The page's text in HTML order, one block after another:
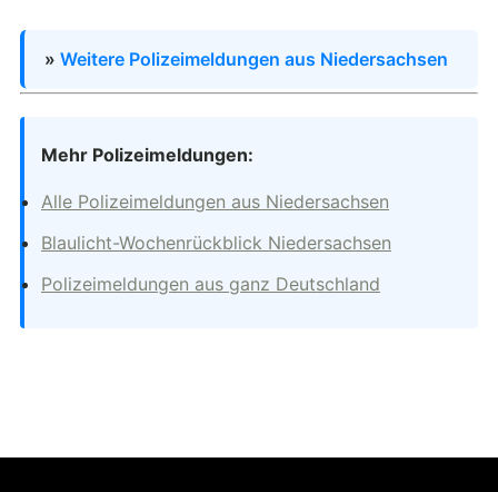
» Weitere Polizeimeldungen aus Niedersachsen
Mehr Polizeimeldungen:
Alle Polizeimeldungen aus Niedersachsen
Blaulicht-Wochenrückblick Niedersachsen
Polizeimeldungen aus ganz Deutschland